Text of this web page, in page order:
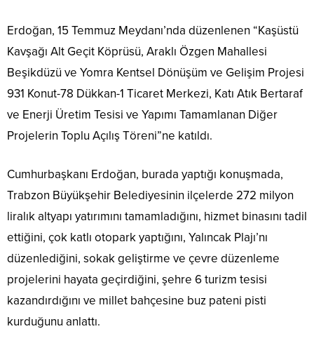
Erdoğan, 15 Temmuz Meydanı’nda düzenlenen “Kaşüstü
Kavşağı Alt Geçit Köprüsü, Araklı Özgen Mahallesi
Beşikdüzü ve Yomra Kentsel Dönüşüm ve Gelişim Projesi
931 Konut-78 Dükkan-1 Ticaret Merkezi, Katı Atık Bertaraf
ve Enerji Üretim Tesisi ve Yapımı Tamamlanan Diğer
Projelerin Toplu Açılış Töreni”ne katıldı.
Cumhurbaşkanı Erdoğan, burada yaptığı konuşmada,
Trabzon Büyükşehir Belediyesinin ilçelerde 272 milyon
liralık altyapı yatırımını tamamladığını, hizmet binasını tadil
ettiğini, çok katlı otopark yaptığını, Yalıncak Plajı’nı
düzenlediğini, sokak geliştirme ve çevre düzenleme
projelerini hayata geçirdiğini, şehre 6 turizm tesisi
kazandırdığını ve millet bahçesine buz pateni pisti
kurduğunu anlattı.